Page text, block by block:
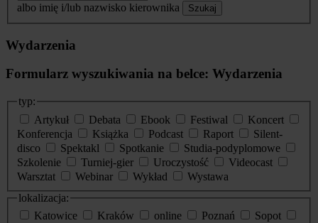
albo imię i/lub nazwisko kierownika
Szukaj
Wydarzenia
Formularz wyszukiwania na belce: Wydarzenia
typ:
Artykuł
Debata Ebook Festiwal
Koncert
Konferencja
Książka Podcast Raport
Silent-
disco
Spektakl Spotkanie
Studia-podyplomowe
Szkolenie
Turniej-gier Uroczystość
Videocast
Warsztat
Webinar Wykład
Wystawa
lokalizacja:
Katowice
Kraków online Poznań
Sopot